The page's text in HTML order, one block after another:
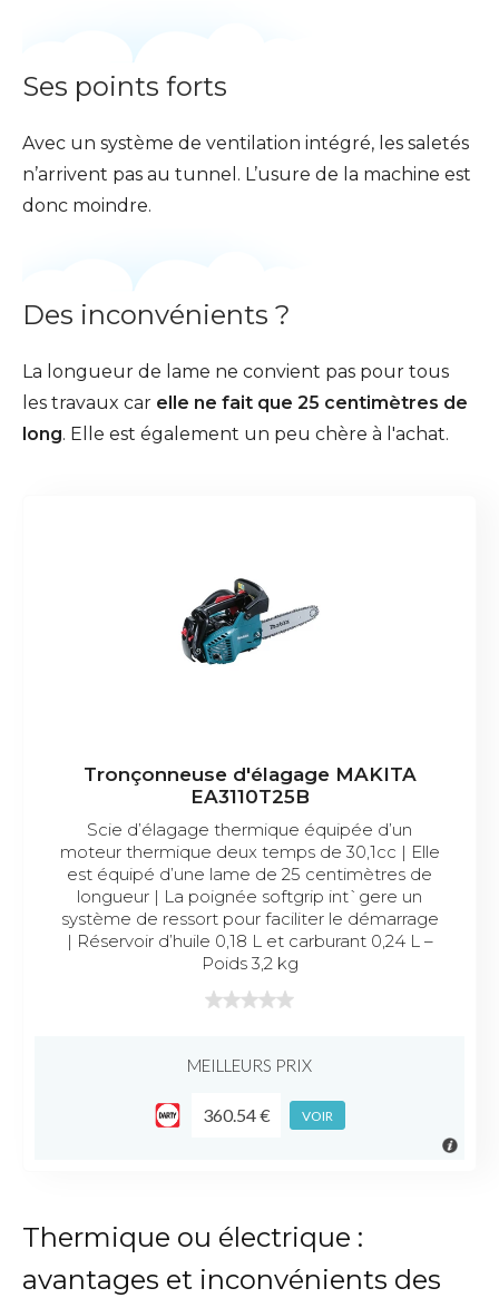
Ses points forts
Avec un système de ventilation intégré, les saletés
n’arrivent pas au tunnel. L’usure de la machine est
donc moindre.
Des inconvénients ?
La longueur de lame ne convient pas pour tous
les travaux car elle ne fait que 25 centimètres de
long. Elle est également un peu chère à l'achat.
Tronçonneuse d'élagage MAKITA
EA3110T25B
Scie d’élagage thermique équipée d’un
moteur thermique deux temps de 30,1cc | Elle
est équipé d’une lame de 25 centimètres de
longueur | La poignée softgrip int`gere un
système de ressort pour faciliter le démarrage
| Réservoir d’huile 0,18 L et carburant 0,24 L –
Poids 3,2 kg
MEILLEURS PRIX
360.54 € VOIR
Thermique ou électrique :
avantages et inconvénients des